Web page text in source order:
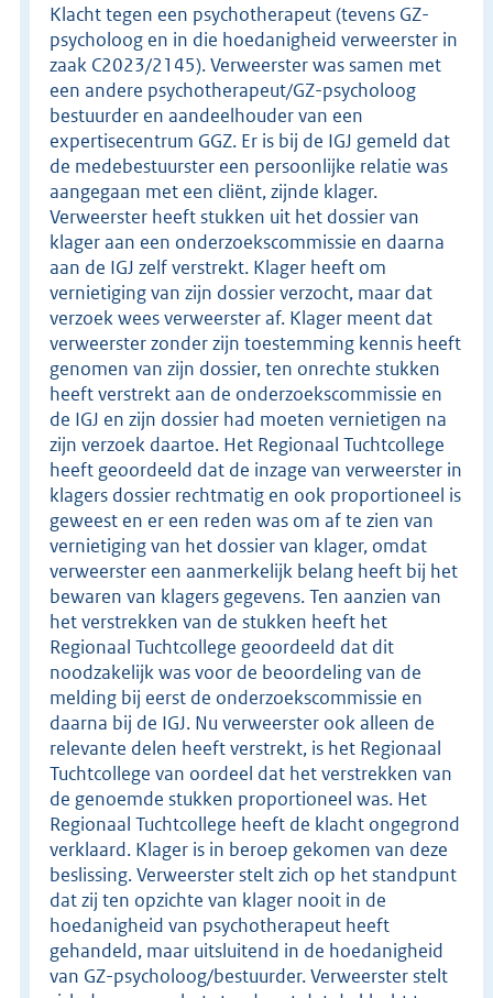
Klacht tegen een psychotherapeut (tevens GZ-
psycholoog en in die hoedanigheid verweerster in
zaak C2023/2145). Verweerster was samen met
een andere psychotherapeut/GZ-psycholoog
bestuurder en aandeelhouder van een
expertisecentrum GGZ. Er is bij de IGJ gemeld dat
de medebestuurster een persoonlijke relatie was
aangegaan met een cliënt, zijnde klager.
Verweerster heeft stukken uit het dossier van
klager aan een onderzoekscommissie en daarna
aan de IGJ zelf verstrekt. Klager heeft om
vernietiging van zijn dossier verzocht, maar dat
verzoek wees verweerster af. Klager meent dat
verweerster zonder zijn toestemming kennis heeft
genomen van zijn dossier, ten onrechte stukken
heeft verstrekt aan de onderzoekscommissie en
de IGJ en zijn dossier had moeten vernietigen na
zijn verzoek daartoe. Het Regionaal Tuchtcollege
heeft geoordeeld dat de inzage van verweerster in
klagers dossier rechtmatig en ook proportioneel is
geweest en er een reden was om af te zien van
vernietiging van het dossier van klager, omdat
verweerster een aanmerkelijk belang heeft bij het
bewaren van klagers gegevens. Ten aanzien van
het verstrekken van de stukken heeft het
Regionaal Tuchtcollege geoordeeld dat dit
noodzakelijk was voor de beoordeling van de
melding bij eerst de onderzoekscommissie en
daarna bij de IGJ. Nu verweerster ook alleen de
relevante delen heeft verstrekt, is het Regionaal
Tuchtcollege van oordeel dat het verstrekken van
de genoemde stukken proportioneel was. Het
Regionaal Tuchtcollege heeft de klacht ongegrond
verklaard. Klager is in beroep gekomen van deze
beslissing. Verweerster stelt zich op het standpunt
dat zij ten opzichte van klager nooit in de
hoedanigheid van psychotherapeut heeft
gehandeld, maar uitsluitend in de hoedanigheid
van GZ-psycholoog/bestuurder. Verweerster stelt